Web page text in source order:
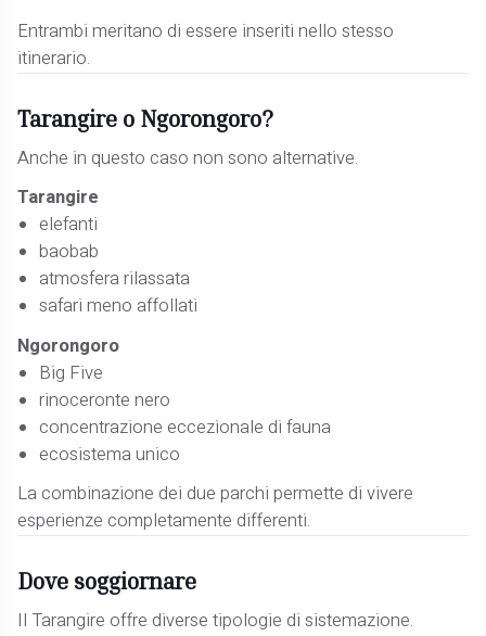
Entrambi meritano di essere inseriti nello stesso
itinerario.
Tarangire o Ngorongoro?
Anche in questo caso non sono alternative.
Tarangire
elefanti
baobab
atmosfera rilassata
safari meno affollati
Ngorongoro
Big Five
rinoceronte nero
concentrazione eccezionale di fauna
ecosistema unico
La combinazione dei due parchi permette di vivere
esperienze completamente differenti.
Dove soggiornare
Il Tarangire offre diverse tipologie di sistemazione.